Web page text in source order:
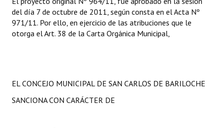
del día 7 de octubre de 2011, según consta en el Acta Nº
971/11. Por ello, en ejercicio de las atribuciones que le
otorga el Art. 38 de la Carta Orgánica Municipal,
EL CONCEJO MUNICIPAL DE SAN CARLOS DE BARILOCHE
SANCIONA CON CARÁCTER DE